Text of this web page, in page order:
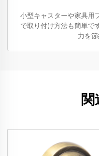
小型キャスターや家具用
で取り付け方法も簡単で
力を節
関